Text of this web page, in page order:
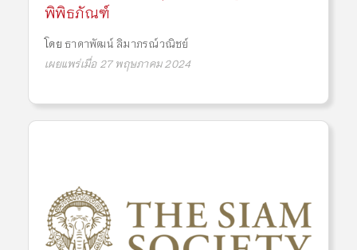
พิพิธภัณฑ์
โดย ธาดาพัฒน์ ลิมาภรณ์วณิชย์
เผยแพร่เมื่อ 27 พฤษภาคม 2024